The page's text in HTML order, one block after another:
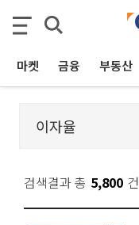
마켓 금융 부동산
검색결과 총 5,800 건